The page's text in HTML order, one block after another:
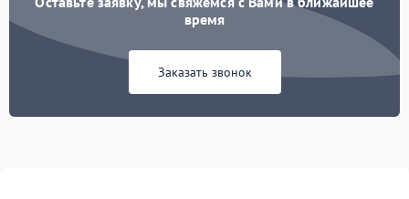
вентилятора
1500 ₽ Подробнее →
1000 ₽ Подробнее →
время
Заказать звонок